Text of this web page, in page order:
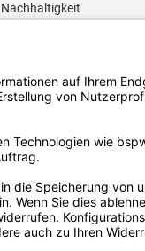
Nachhaltigkeit